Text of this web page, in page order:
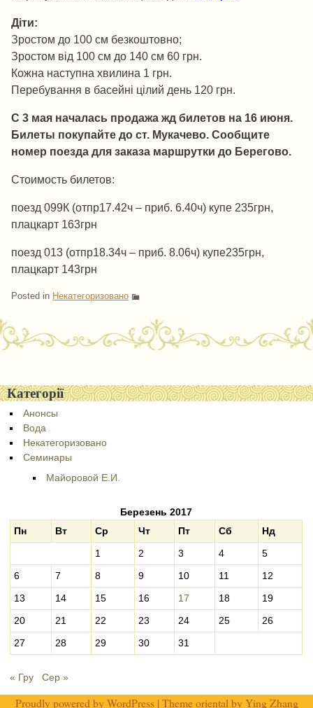
Діти:
Зростом до 100 см безкоштовно;
Зростом від 100 см до 140 см 60 грн.
Кожна наступна хвилина 1 грн.
Перебування в басейні цілий день 120 грн.
С 3 мая началась продажа жд билетов на 16 июня.
Билеты покупайте до ст. Мукачево. Сообщите
номер поезда для заказа маршрутки до Берегово.
Стоимость билетов:
поезд 099К (отпр17.42ч – приб. 6.40ч) купе 235грн,
плацкарт 163грн
поезд 013 (отпр18.34ч – приб. 8.06ч) купе235грн,
плацкарт 143грн
Posted in Некатегоризовано
Post navigation
Категорії
Анонсы
Вода
Некатегоризовано
Семинары
Майоровой Е.И.
Березень 2017
Пн
Вт Ср Чт Пт Сб
Нд
1
2 3 4
5
6
7 8 9 10 11
12
13
14 15 16 17 18
19
20
21 22 23 24 25
26
27
28 29 30 31
« Гру Сер »
Proudly powered by WordPress| Theme oriental by Ying Zhang